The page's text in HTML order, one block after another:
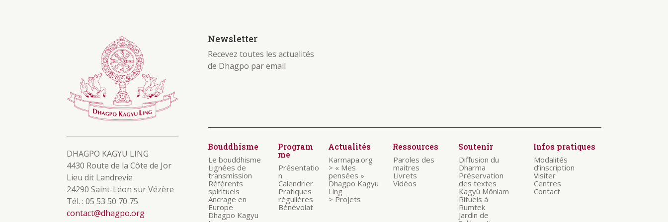
DHAGPO KAGYU LING
4430 Route de la Côte de Jor
Lieu dit Landrevie
24290 Saint-Léon sur Vézère
Tél. : 05 53 50 70 75
contact@dhagpo.org
Newsletter
Recevez toutes les actualités
de Dhagpo par email
Bouddhisme
Le bouddhisme
Lignées de
transmission
Référents
spirituels
Ancrage en
Europe
Dhagpo Kagyu
Program
me
Présentatio
n
Calendrier
Pratiques
régulières
Bénévolat
Actualités
Karmapa.org
> « Mes
pensées »
Dhagpo Kagyu
Ling
> Projets
Ressources
Paroles des
maitres
Livrets
Vidéos
Soutenir
Diffusion du
Dharma
Préservation
des textes
Kagyü Mönlam
Rituels à
Rumtek
Jardin de
Infos pratiques
Modalités
d’inscription
Visiter
Centres
Contact